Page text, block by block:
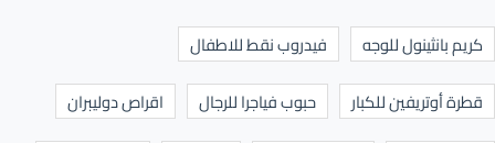
كريم بانثينول للوجه
فيدروب نقط للاطفال
قطرة أوتريفين للكبار
حبوب فياجرا للرجال
اقراص دوليبران